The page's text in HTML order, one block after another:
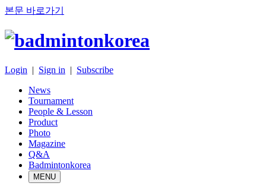
본문 바로가기
Login | Sign in | Subscribe
News
Tournament
People & Lesson
Product
Photo
Magazine
Q&A
Badmintonkorea
MENU